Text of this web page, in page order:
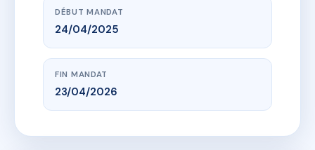
DÉBUT MANDAT
24/04/2025
FIN MANDAT
23/04/2026